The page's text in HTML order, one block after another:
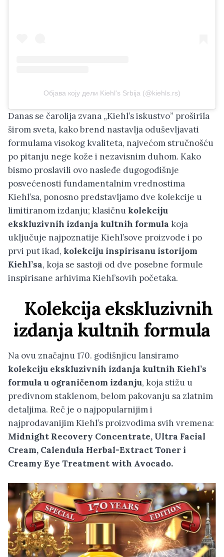
Објава коју дели Kiehl's Srbija (@kiehls.rs)
Danas se čarolija zvana „Kiehl’s iskustvo” proširila
širom sveta, kako brend nastavlja oduševljavati
formulama visokog kvaliteta, najvećom stručnošću
po pitanju nege kože i nezavisnim duhom. Kako
bismo proslavili ovo nasleđe dugogodišnje
posvećenosti fundamentalnim vrednostima
Kiehl’sa, ponosno predstavljamo dve kolekcije u
limitiranom izdanju; klasičnu kolekciju
ekskluzivnih izdanja kultnih formula koja
uključuje najpoznatije Kiehl’sove proizvode i po
prvi put ikad, kolekciju inspirisanu istorijom
Kiehl’sa, koja se sastoji od dve posebne formule
inspirisane arhivima Kiehl’sovih početaka.
Kolekcija ekskluzivnih
izdanja kultnih formula
Na ovu značajnu 170. godišnjicu lansiramo
kolekciju ekskluzivnih izdanja kultnih Kiehl’s
formula u ograničenom izdanju, koja stižu u
predivnom staklenom, belom pakovanju sa zlatnim
detaljima. Reč je o najpopularnijim i
najprodavanijim Kiehl’s proizvodima svih vremena:
Midnight Recovery Concentrate, Ultra Facial
Cream, Calendula Herbal-Extract Toner i
Creamy Eye Treatment with Avocado.